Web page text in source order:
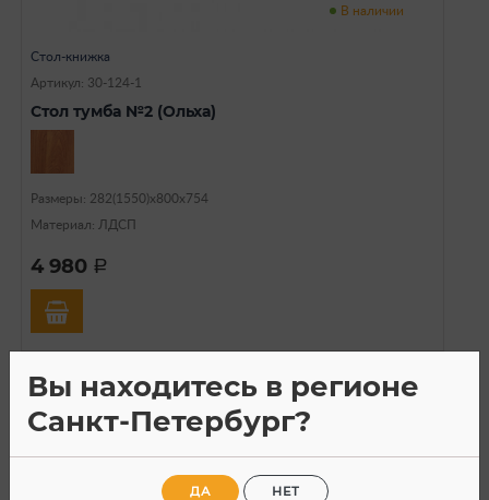
В наличии
Стол-книжка
Артикул: 30-124-1
Стол тумба №2 (Ольха)
Размеры: 282(1550)х800х754
Материал: ЛДСП
4 980 a
Вы находитесь в регионе
Санкт-Петербург?
ДА НЕТ